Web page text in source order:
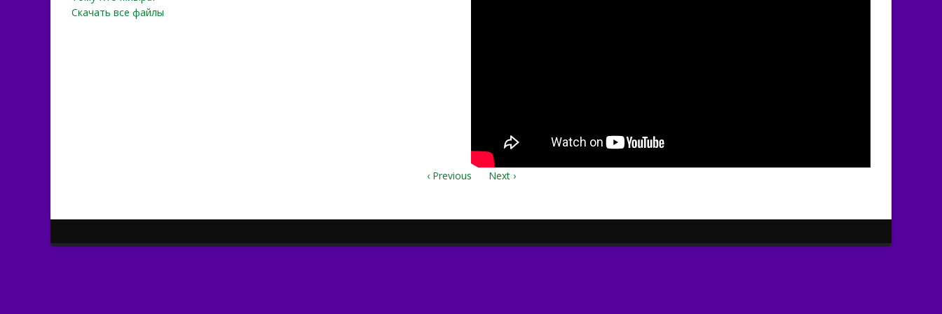
Скачать все файлы
‹ Previous Next ›